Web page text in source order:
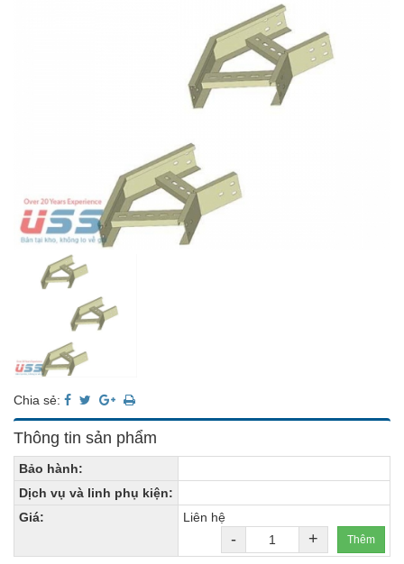
Chia sẻ:
Thông tin sản phẩm
Bảo hành:
Dịch vụ và linh phụ kiện:
Giá:
Liên hệ
- + Thêm